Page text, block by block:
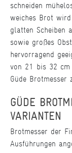
schneiden
weiches Brot
glatten Scheiben
sowie großes
hervorragend
von 21 bis 32 cm
Güde Brotmesser
GÜDE
VARIANTEN
Brotmesser der
Ausführungen